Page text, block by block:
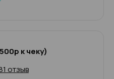
к чеку)
отзыв